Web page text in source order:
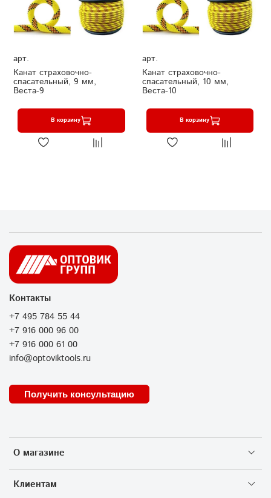
арт.
Канат страховочно-
спасательный, 9 мм,
Веста-9
В корзину
арт.
Канат страховочно-
спасательный, 10 мм,
Веста-10
В корзину
О магазине
Клиентам
Контакты
+7 495 784 55 44
+7 916 000 96 00
+7 916 000 61 00
info@optoviktools.ru
Получить консультацию